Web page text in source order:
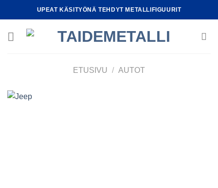
to
UPEAT KÄSITYÖNÄ TEHDYT METALLIFIGUURIT
ETUSIVU / AUTOT